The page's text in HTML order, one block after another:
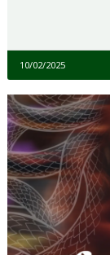
10/02/2025